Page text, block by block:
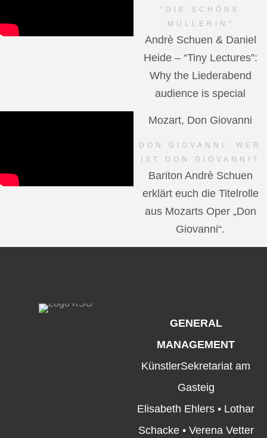
"DIE SCHÖNE
MÜLLERIN"
Andrè Schuen & Daniel
Heide – “Tiny Lectures”:
Why the Liederabend
audience is special
Mozart, Don Giovanni
DON GIOVANNI: WER
IST DON GIOVANNI?
Bariton Andrè Schuen
erklärt euch die Titelrolle
aus Mozarts Oper „Don
Giovanni“.
GENERAL
MANAGEMENT
KünstlerSekretariat am
Gasteig
Elisabeth Ehlers • Lothar
Schacke • Verena Vetter